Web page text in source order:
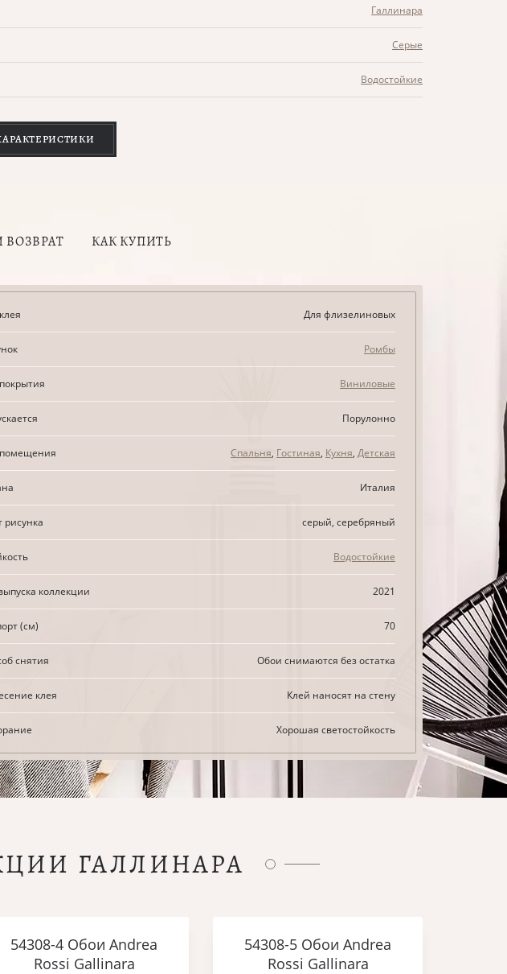
Галлинара
Серые
Водостойкие
ВОЗВРАТ КАК КУПИТЬ
Для флизелиновых
Ромбы
Виниловые
Порулонно
Спальня, Гостиная, Кухня, Детская
Италия
рисунка серый, серебряный
Водостойкие
коллекции 2021
(см) 70
снятия Обои снимаются без остатка
клея Клей наносят на стену
Хорошая светостойкость
ГАЛЛИНАРА
54308-4 Обои Andrea
Rossi Gallinara
54308-5 Обои Andrea
Rossi Gallinara